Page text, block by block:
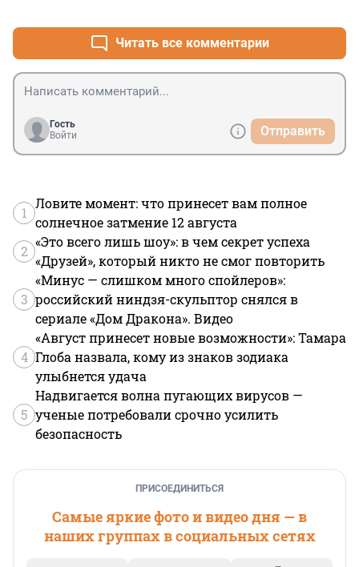
Вспомните кто в Казани долларовые миллиардеры?
Это два сына Шаймиева
Читать все комментарии
Гость
Войти
Отправить
1
Ловите момент: что принесет вам полное
солнечное затмение 12 августа
2
«Это всего лишь шоу»: в чем секрет успеха
«Друзей», который никто не смог повторить
3
«Минус — слишком много спойлеров»:
российский ниндзя-скульптор снялся в
сериале «Дом Дракона». Видео
4
«Август принесет новые возможности»: Тамара
Глоба назвала, кому из знаков зодиака
улыбнется удача
5
Надвигается волна пугающих вирусов —
ученые потребовали срочно усилить
безопасность
ПРИСОЕДИНИТЬСЯ
Самые яркие фото и видео дня — в
наших группах в социальных сетях